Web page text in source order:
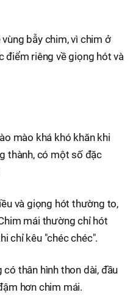
bẫy chim, vì chim ở
điểm riêng về giọng hót và
mào khá khó khăn khi
thành, có một số đặc
và giọng hót thường to,
mái thường chỉ hót
chỉ kêu "chéc chéc".
thân hình thon dài, đầu
hơn chim mái.